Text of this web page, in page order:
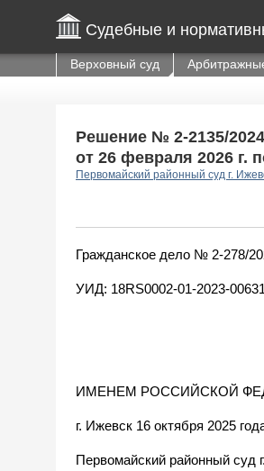
Судебные и
Верховный суд
Решение № 2-2135/2024
от 26 февраля 2026 г.
Первомайский районный суд г.
Гражданское дело № 2-278/
УИД: 18RS0002-01-2023-
ИМЕНЕМ РОССИЙСКОЙ
г. Ижевск 16 октября 2025
Первомайский районный суд